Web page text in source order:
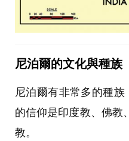
尼泊爾的文化與種族
尼泊爾有非常多的種
的信仰是印度教、佛教
教。